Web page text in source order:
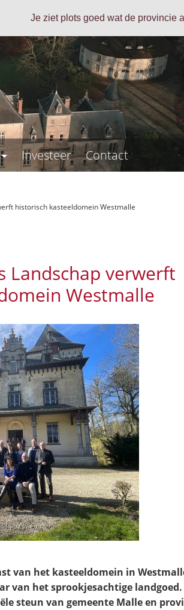
Je ziet plots goed wat de provincie
Investeer Contact
historisch kasteeldomein Westmalle
Landschap verwerft
Westmalle
van het kasteeldomein in
van het sprookjesachtige
steun van gemeente Malle en